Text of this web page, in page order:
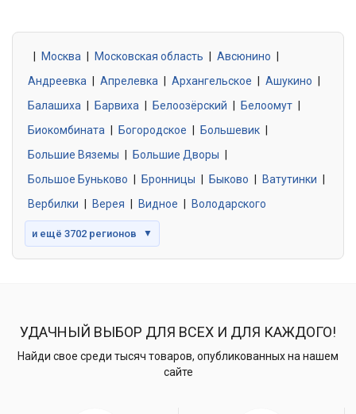
0 объявлений
Знакомства без обязательств
0 объявлений
Москва Московская область Авсюнино
Андреевка
Апрелевка Архангельское Ашукино
Балашиха
Барвиха Белоозёрский Белоомут
Биокомбината
Богородское Большевик
Большие Вяземы
Большие Дворы
Большое Буньково
Бронницы Быково Ватутинки
Вербилки
Верея Видное Володарского
и ещё 3702 регионов ▼
УДАЧНЫЙ ВЫБОР ДЛЯ ВСЕХ И ДЛЯ КАЖДОГО!
Найди свое среди тысяч товаров, опубликованных на нашем
сайте